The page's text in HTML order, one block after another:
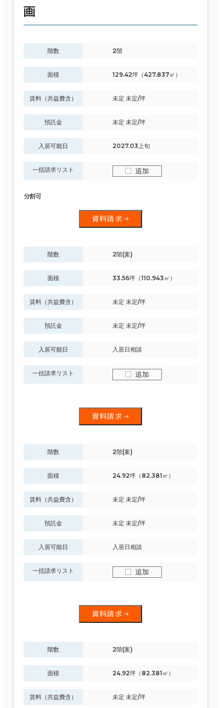
画
階数 2階
面積 129.42坪（427.837㎡）
賃料（共益費含） 未定 未定/坪
預託金 未定 未定/坪
入居可能日 2027.03上旬
一括請求リスト 追加
分割可
資料請求
階数 2階(案)
面積 33.56坪（110.943㎡）
賃料（共益費含） 未定 未定/坪
預託金 未定 未定/坪
入居可能日 入居日相談
一括請求リスト 追加
資料請求
階数 2階(案)
面積 24.92坪（82.381㎡）
賃料（共益費含） 未定 未定/坪
預託金 未定 未定/坪
入居可能日 入居日相談
一括請求リスト 追加
資料請求
階数 2階(案)
面積 24.92坪（82.381㎡）
賃料（共益費含） 未定 未定/坪